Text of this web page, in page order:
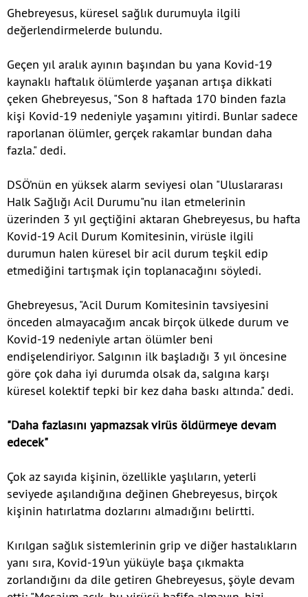
Ghebreyesus, küresel sağlık durumuyla ilgili
değerlendirmelerde bulundu.
Geçen yıl aralık ayının başından bu yana Kovid-19
kaynaklı haftalık ölümlerde yaşanan artışa dikkati
çeken Ghebreyesus, "Son 8 haftada 170 binden fazla
kişi Kovid-19 nedeniyle yaşamını yitirdi. Bunlar sadece
raporlanan ölümler, gerçek rakamlar bundan daha
fazla." dedi.
DSÖ’nün en yüksek alarm seviyesi olan "Uluslararası
Halk Sağlığı Acil Durumu"nu ilan etmelerinin
üzerinden 3 yıl geçtiğini aktaran Ghebreyesus, bu hafta
Kovid-19 Acil Durum Komitesinin, virüsle ilgili
durumun halen küresel bir acil durum teşkil edip
etmediğini tartışmak için toplanacağını söyledi.
Ghebreyesus, "Acil Durum Komitesinin tavsiyesini
önceden almayacağım ancak birçok ülkede durum ve
Kovid-19 nedeniyle artan ölümler beni
endişelendiriyor. Salgının ilk başladığı 3 yıl öncesine
göre çok daha iyi durumda olsak da, salgına karşı
küresel kolektif tepki bir kez daha baskı altında." dedi.
"Daha fazlasını yapmazsak virüs öldürmeye devam
edecek"
Çok az sayıda kişinin, özellikle yaşlıların, yeterli
seviyede aşılandığına değinen Ghebreyesus, birçok
kişinin hatırlatma dozlarını almadığını belirtti.
Kırılgan sağlık sistemlerinin grip ve diğer hastalıkların
yanı sıra, Kovid-19’un yüküyle başa çıkmakta
zorlandığını da dile getiren Ghebreyesus, şöyle devam